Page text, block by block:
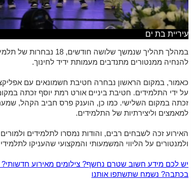
עיריית בת ים
במהלך תהליך שנמשך שלושה חודשים,
להנחיה ממנטורים מתנדבים מעמותת ידיד לחינוך.
כאמור, במקום הראשון נבחרה חטיבת חשמונאים עם
על ידי התלמידים. חטיבת ביניים אורט רמת יוסף זכתה
זכתה במקום השלישי. כמו כן, הוענק פרס חביב הקהל,
למאמצים וליצירתיות של התלמידים.
האירוע זכה לשבחים רבים, והודות נמסרו לתלמידים
ולמנטורים על הליווי המשמעותי והמקצועי שהעניקו
יש לכם מידע חשוב שטרם נחשף? צילומים מאירוע
בכתבה? נשמח שתשתפו אותנו